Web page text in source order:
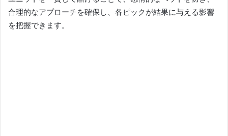
合理的なアプローチを確保し、各ピックが結果に与える影響
を把握できます。